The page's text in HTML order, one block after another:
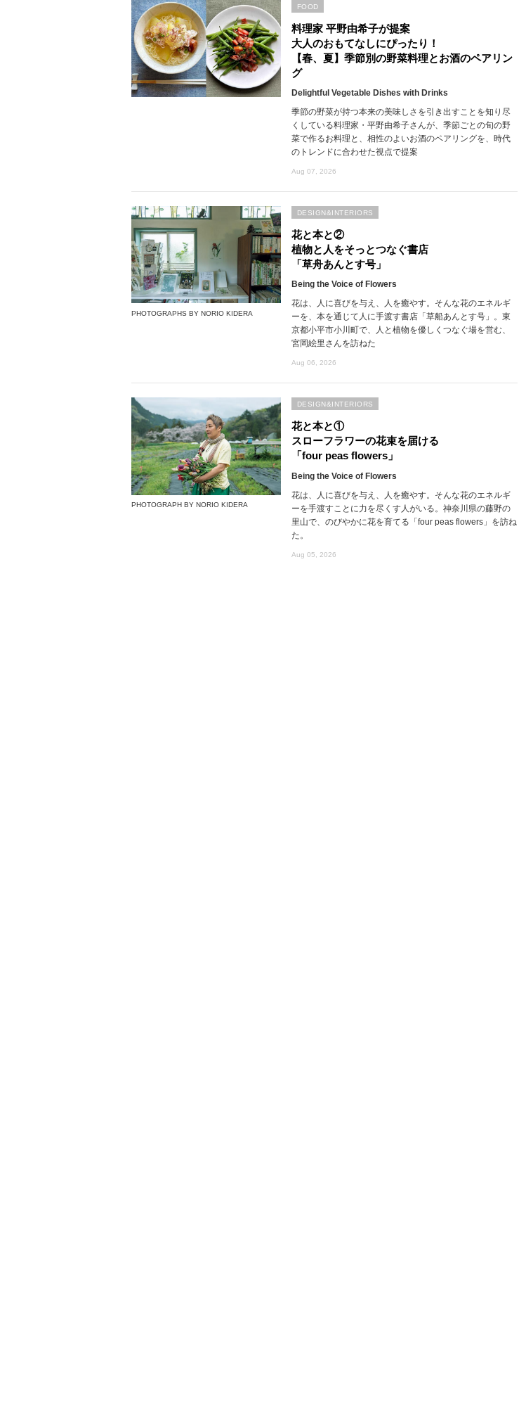
料理家 平野由希子が提案
大人のおもてなしにぴったり！
【春、夏】季節別の野菜料理とお酒のペアリン
グ
Delightful Vegetable Dishes with Drinks
季節の野菜が持つ本来の美味しさを引き出すことを知り尽
くしている料理家・平野由希子さんが、季節ごとの旬の野
菜で作るお料理と、相性のよいお酒のペアリングを、時代
のトレンドに合わせた視点で提案
Aug 07, 2026
FOOD
PHOTOGRAPHS BY NORIO KIDERA
花と本と②
植物と人をそっとつなぐ書店
「草舟あんとす号」
Being the Voice of Flowers
花は、人に喜びを与え、人を癒やす。そんな花のエネルギ
ーを、本を通じて人に手渡す書店「草船あんとす号」。東
京都小平市小川町で、人と植物を優しくつなぐ場を営む、
宮岡絵里さんを訪ねた
Aug 06, 2026
DESIGN&INTERIORS
PHOTOGRAPH BY NORIO KIDERA
花と本と①
スローフラワーの花束を届ける
「four peas flowers」
Being the Voice of Flowers
花は、人に喜びを与え、人を癒やす。そんな花のエネルギ
ーを手渡すことに力を尽くす人がいる。神奈川県の藤野の
里山で、のびやかに花を育てる「four peas flowers」を訪ね
た。
Aug 05, 2026
DESIGN&INTERIORS